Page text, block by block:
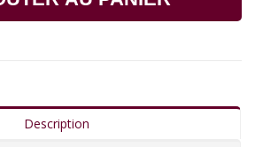
Description